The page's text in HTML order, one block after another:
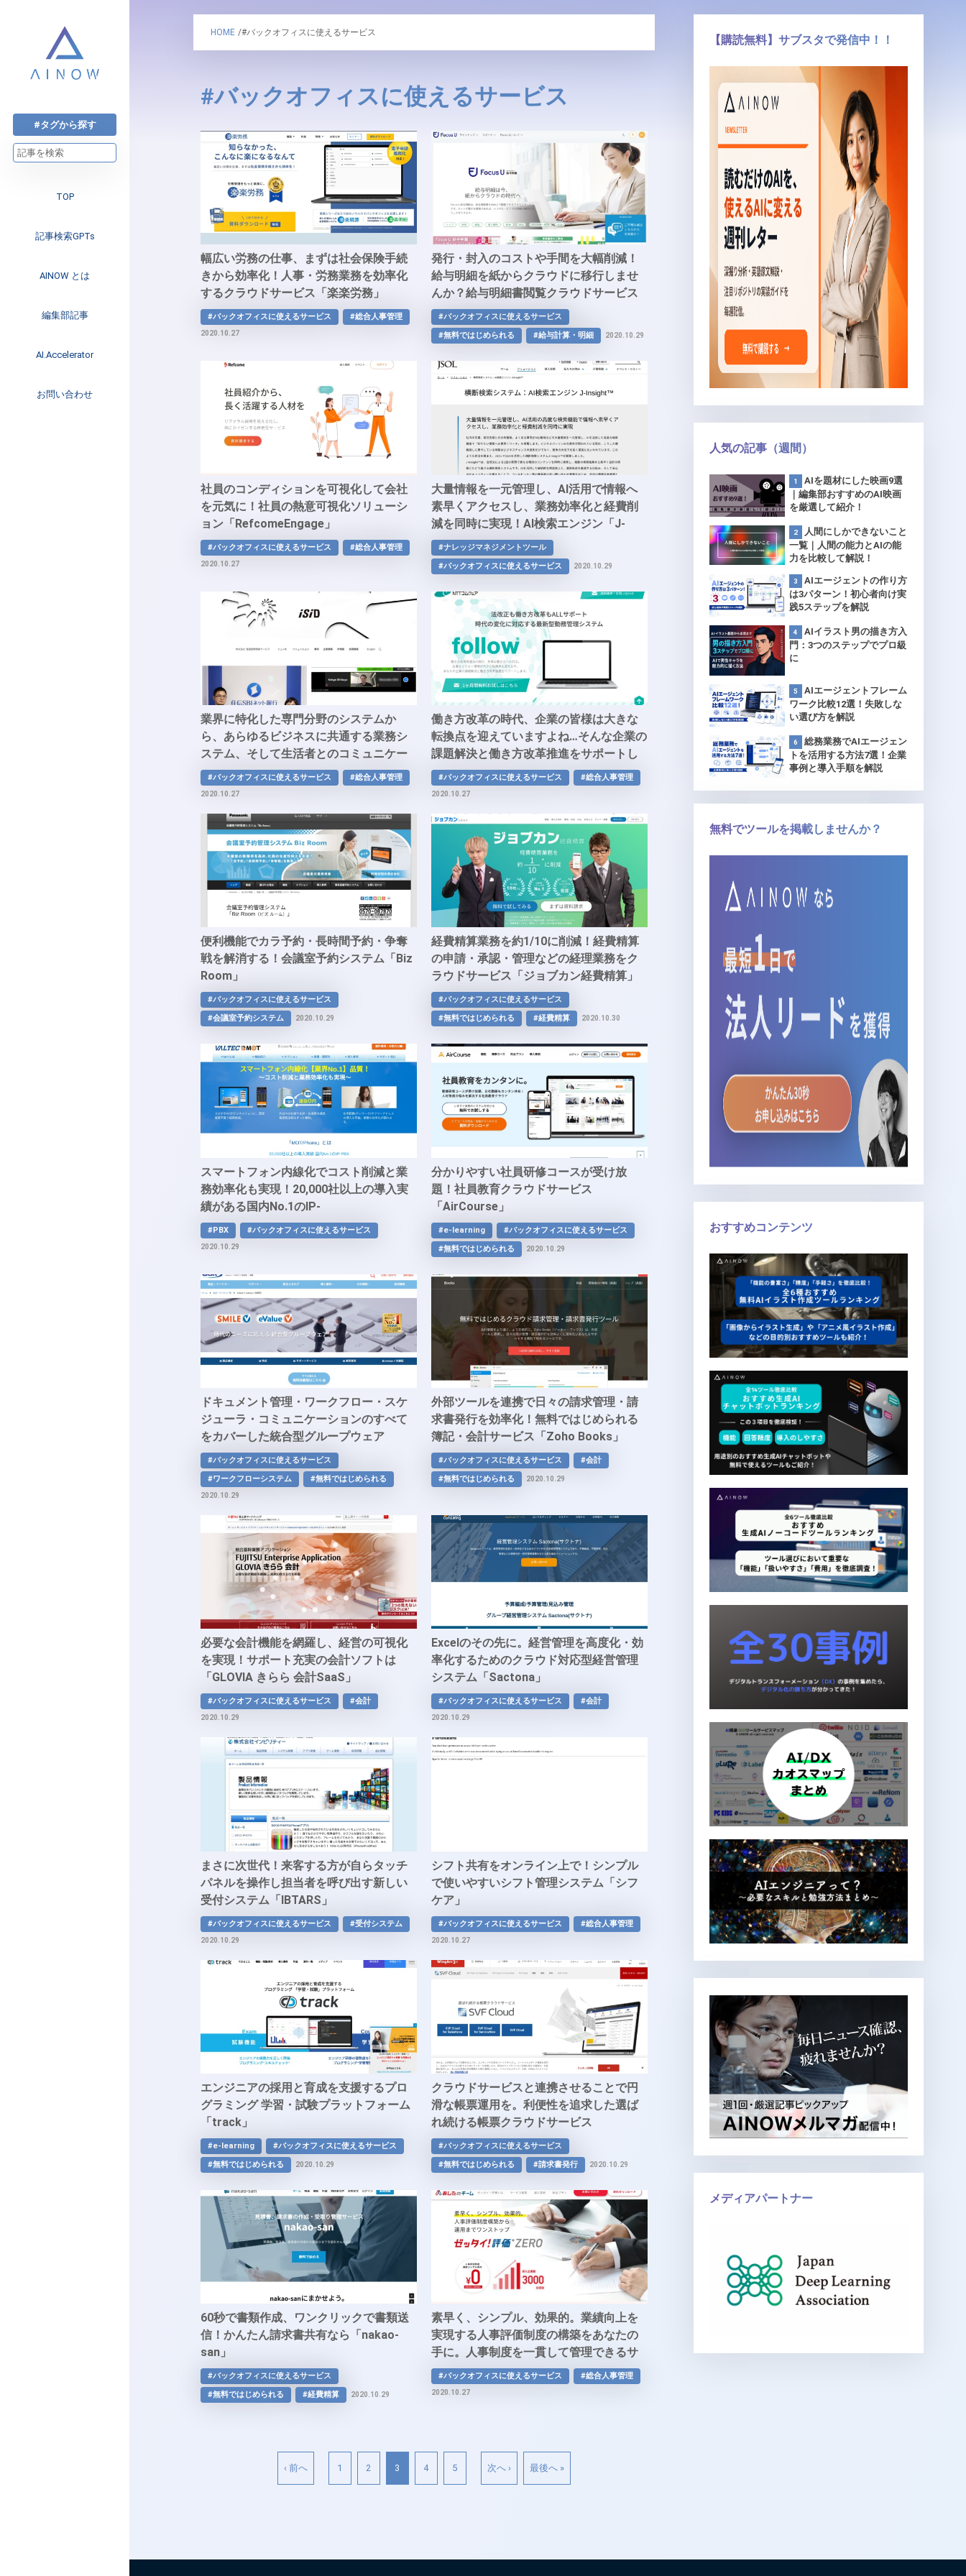
#タグから探す
TOP
記事検索GPTs
AINOW とは
編集部記事
注目のニュース
インタビュー
Web3
AI.Accelerator
AI.Accelerator記事
お問い合わせ
HOME /#バックオフィスに使えるサービス
#バックオフィスに使えるサービス
幅広い労務の仕事、まずは社会保険手続
きから効率化！人事・労務業務を効率化
するクラウドサービス「楽楽労務」
#バックオフィスに使えるサービス #総合人事管理
2020.10.27
発行・封入のコストや手間を大幅削減！
給与明細を紙からクラウドに移行しませ
んか？給与明細書閲覧クラウドサービス
「Focus U 給与明細」
#バックオフィスに使えるサービス
#無料ではじめられる
#給与計算・明細 2020.10.29
社員のコンディションを可視化して会社
を元気に！社員の熱意可視化ソリューシ
ョン「RefcomeEngage」
#バックオフィスに使えるサービス #総合人事管理
2020.10.27
大量情報を一元管理し、AI活用で情報へ
素早くアクセスし、業務効率化と経費削
減を同時に実現！AI検索エンジン「J-
Insight」
#ナレッジマネジメントツール
#バックオフィスに使えるサービス
2020.10.29
業界に特化した専門分野のシステムか
ら、あらゆるビジネスに共通する業務シ
ステム、そして生活者とのコミュニケー
ションをデザインするプラットフォーム
まで。ベストソリューション
#バックオフィスに使えるサービス #総合人事管理
2020.10.27
働き方改革の時代、企業の皆様は大きな
転換点を迎えていますよね…そんな企業の
課題解決と働き方改革推進をサポートし
ます！時代の変化に対応する最新型勤務
管理システム「follow」
#バックオフィスに使えるサービス #総合人事管理
2020.10.27
便利機能でカラ予約・長時間予約・争奪
戦を解消する！会議室予約システム「Biz
Room」
#バックオフィスに使えるサービス
#会議室予約システム
2020.10.29
経費精算業務を約1/10に削減！経費精算
の申請・承認・管理などの経理業務をク
ラウドサービス「ジョブカン経費精算」
#バックオフィスに使えるサービス
#無料ではじめられる
#経費精算 2020.10.30
スマートフォン内線化でコスト削減と業
務効率化も実現！20,000社以上の導入実
績がある国内No.1のIP-
PBX「MOT/Phone」
#PBX #バックオフィスに使えるサービス
2020.10.29
分かりやすい社員研修コースが受け放
題！社員教育クラウドサービス
「AirCourse」
#e-learning
#バックオフィスに使えるサービス
#無料ではじめられる
2020.10.29
ドキュメント管理・ワークフロー・スケ
ジューラ・コミュニケーションのすべて
をカバーした統合型グループウェア
「eValue V」
#バックオフィスに使えるサービス
#ワークフローシステム
#無料ではじめられる
2020.10.29
外部ツールを連携で日々の請求管理・請
求書発行を効率化！無料ではじめられる
簿記・会計サービス「Zoho Books」
#バックオフィスに使えるサービス
#会計
#無料ではじめられる
2020.10.29
必要な会計機能を網羅し、経営の可視化
を実現！サポート充実の会計ソフトは
「GLOVIA きらら 会計SaaS」
#バックオフィスに使えるサービス #会計
2020.10.29
Excelのその先に。経営管理を高度化・効
率化するためのクラウド対応型経営管理
システム「Sactona」
#バックオフィスに使えるサービス #会計
2020.10.29
まさに次世代！来客する方が自らタッチ
パネルを操作し担当者を呼び出す新しい
受付システム「IBTARS」
#バックオフィスに使えるサービス #受付システム
2020.10.29
シフト共有をオンライン上で！シンプル
で使いやすいシフト管理システム「シフ
ケア」
#バックオフィスに使えるサービス #総合人事管理
2020.10.27
エンジニアの採用と育成を支援するプロ
グラミング 学習・試験プラットフォーム
「track」
#e-learning
#バックオフィスに使えるサービス
#無料ではじめられる
2020.10.29
クラウドサービスと連携させることで円
滑な帳票運用を。利便性を追求した選ば
れ続ける帳票クラウドサービス
「SVFCloud」
#バックオフィスに使えるサービス
#無料ではじめられる
#請求書発行 2020.10.29
60秒で書類作成、ワンクリックで書類送
信！かんたん請求書共有なら「nakao-
san」
#バックオフィスに使えるサービス
#無料ではじめられる
#経費精算 2020.10.29
素早く、シンプル、効果的。業績向上を
実現する人事評価制度の構築をあなたの
手に。人事制度を一貫して管理できるサ
ービス「あしたのチーム」
#バックオフィスに使えるサービス #総合人事管理
2020.10.27
‹ 前へ 1 2 3 4 5 次へ › 最後へ »
【購読無料】サブスタで発信中！！
人気の記事（週間）
AIを題材にした映画9選
｜編集部おすすめのAI映画
を厳選して紹介！
人間にしかできないこと
一覧｜人間の能力とAIの能
力を比較して解説！
AIエージェントの作り方
は3パターン！初心者向け実
践5ステップを解説
AIイラスト男の描き方入
門：3つのステップでプロ級
に
AIエージェントフレーム
ワーク比較12選！失敗しな
い選び方を解説
総務業務でAIエージェン
トを活用する方法7選！企業
事例と導入手順を解説
無料でツールを掲載しませんか？
おすすめコンテンツ
メディアパートナー